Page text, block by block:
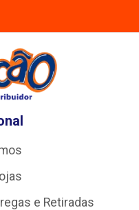
e Retiradas